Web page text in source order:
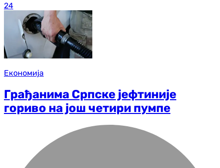
24
Економија
Грађанима Српске јефтиније
гориво на још четири пумпе